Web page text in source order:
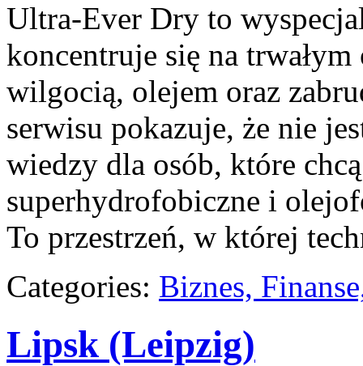
Ultra-Ever Dry to
koncentruje się na trwałym
wilgocią, olejem oraz
serwisu pokazuje, że nie
wiedzy dla osób, które
superhydrofobiczne i
To przestrzeń, w której
Categories: Biznes,
Lipsk (Leipzig)